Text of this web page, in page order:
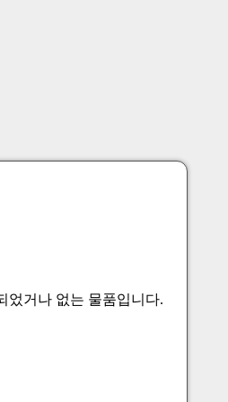
었거나 없는 물품입니다.